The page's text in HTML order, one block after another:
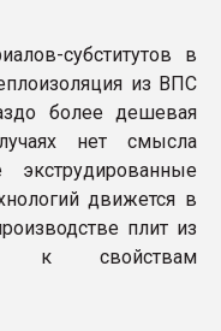
субститутов в
из ВПС
более дешевая
нет смысла
экструдированные
движется в
плит из
к свойствам